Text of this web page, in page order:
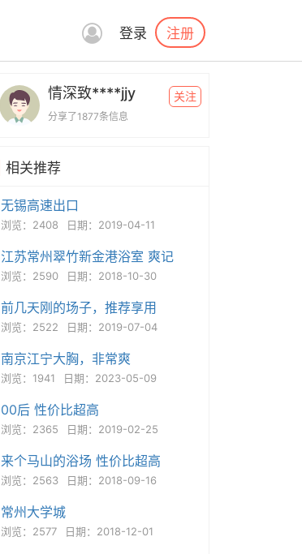
登录 注册
情深致****jjy
分享了1877条信息
关注
相关推荐
无锡高速出口
浏览：2408 日期：2019-04-11
江苏常州翠竹新金港浴室 爽记
浏览：2590 日期：2018-10-30
前几天刚的场子，推荐享用
浏览：2522 日期：2019-07-04
南京江宁大胸，非常爽
浏览：1941 日期：2023-05-09
00后 性价比超高
浏览：2365 日期：2019-02-25
来个马山的浴场 性价比超高
浏览：2563 日期：2018-09-16
常州大学城
浏览：2577 日期：2018-12-01